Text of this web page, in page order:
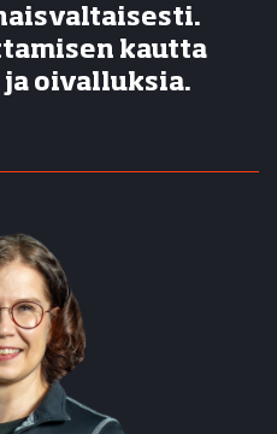
kautta
oivalluksia.